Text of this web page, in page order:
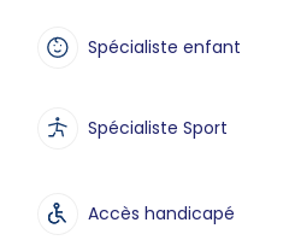
Spécialiste enfant
Spécialiste Sport
Accès handicapé